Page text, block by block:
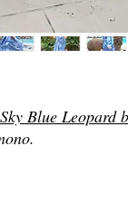
Sky Blue Leopard